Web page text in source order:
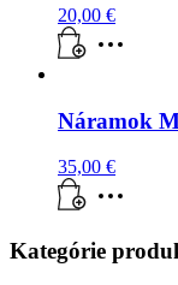
20,00 €
Náramok
35,00 €
Kategórie